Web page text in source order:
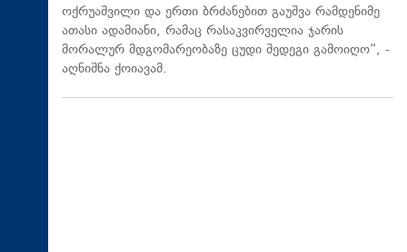
ოქრუაშვილი და ერთი ბრძანებით გაუშვა რამდენიმე
ათასი ადამიანი, რამაც რასაკვირველია ჯარის
მორალურ მდგომარეობაზე ცუდი შედეგი გამოიღო“, -
აღნიშნა ქოიავამ.